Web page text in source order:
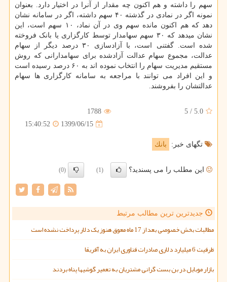
سهم را داشته و هم اکنون چه مقدار از آنرا در اختیار دارد. بعنوان
نمونه اگر در نمادی در گذشته ۴۰ سهم داشته، اگر در سامانه نشان
دهد که هم اکنون مانده سهم وی در آن نماد، ۱۰ سهم است، این
نشان میدهد که ۳۰ سهم سهامدار توسط کارگزاری یا بانک فروخته
شده است. گفتنی است، با آزادسازی ۳۰ درصد دیگر از سهام
عدالت، مجموع سهام عدالت آزادشده برای سهامدارانی که روش
مستقیم مدیریت سهام را انتخاب نموده اند به ۶۰ درصد رسیده است
و این افراد می توانند با مراجعه به سامانه کارگزاری ها سهام
عدالتشان را بفروشند.
5.0
/
5
1788
1399/06/15
15:40:52
تگهای خبر: بانك
این مطلب را می پسندید؟ (1)
(0)
جدیدترین ترین مطالب مرتبط
مطالبات بخش خصوصی بعد از 17 ماه معوق هنوز یک دلار پرداخت نشده است
ظرفیت 6 میلیارد دلاری صادرات فناوری ایران به آفریقا
بازار موبایل در بن بست گرانی مشتریان به تعمیر گوشیها پناه بردند